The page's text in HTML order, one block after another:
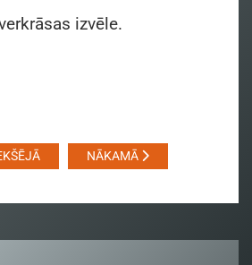
izvēle.
NĀKAMĀ